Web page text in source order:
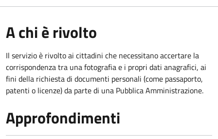
A chi è rivolto
Il servizio è rivolto ai cittadini che necessitano accertare la
corrispondenza tra una fotografia e i propri dati anagrafici, ai
fini della richiesta di documenti personali (come passaporto,
patenti o licenze) da parte di una Pubblica Amministrazione.
Approfondimenti